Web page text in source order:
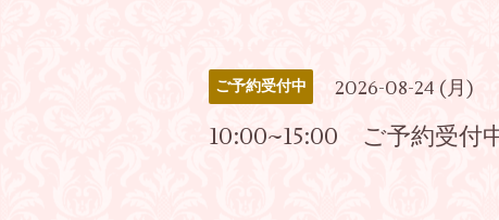
ご予約受付中 2026-08-24 (月)
10:00~15:00 ご予約受付